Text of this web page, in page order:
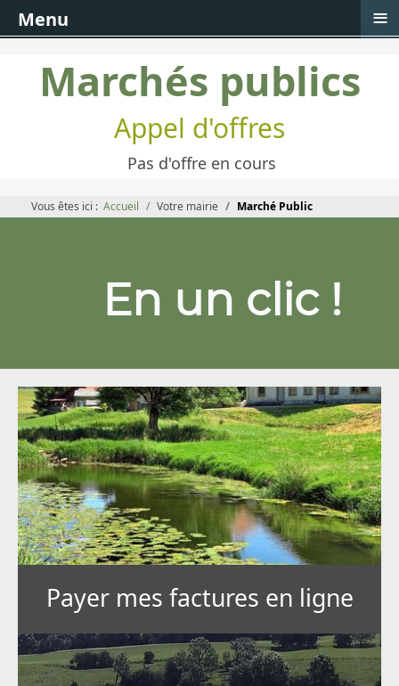
Marchés publics
Appel d'offres
Pas d'offre en cours
Vous êtes ici : Accueil Votre mairie Marché Public
En un clic !
Payer mes factures en ligne
Menu ≡